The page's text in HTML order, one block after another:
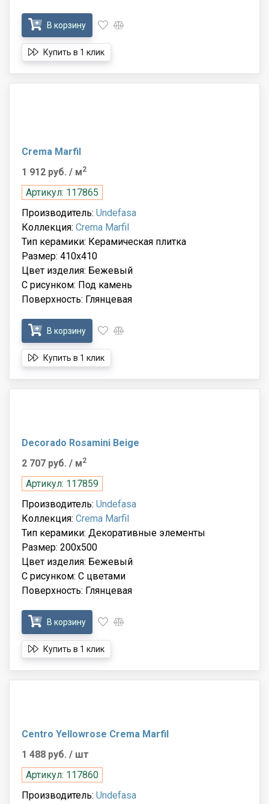
В корзину
Купить в 1 клик
Crema Marfil
1 912 руб. / м2
Артикул: 117865
Производитель: Undefasa
Коллекция: Crema Marfil
Тип керамики: Керамическая плитка
Размер: 410x410
Цвет изделия: Бежевый
С рисунком: Под камень
Поверхность: Глянцевая
В корзину
Купить в 1 клик
Decorado Rosamini Beige
2 707 руб. / м2
Артикул: 117859
Производитель: Undefasa
Коллекция: Crema Marfil
Тип керамики: Декоративные элементы
Размер: 200x500
Цвет изделия: Бежевый
С рисунком: С цветами
Поверхность: Глянцевая
В корзину
Купить в 1 клик
Centro Yellowrose Crema Marfil
1 488 руб. / шт
Артикул: 117860
Производитель: Undefasa